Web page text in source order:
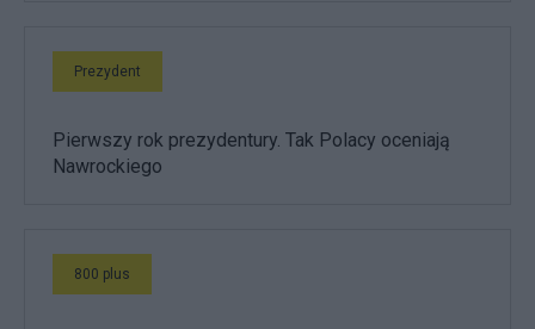
Prezydent
Pierwszy rok prezydentury. Tak Polacy oceniają
Nawrockiego
800 plus